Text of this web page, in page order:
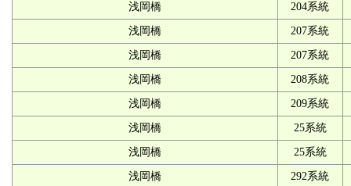
浅岡橋 204系統
浅岡橋 207系統
浅岡橋 207系統
浅岡橋 208系統
浅岡橋 209系統
浅岡橋 25系統
浅岡橋 25系統
浅岡橋 292系統